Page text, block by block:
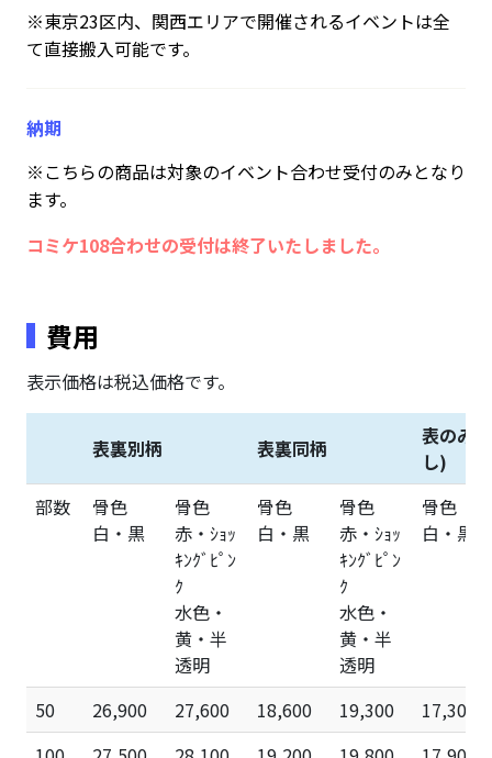
※東京23区内、関西エリアで開催されるイベントは全
て直接搬入可能です。
納期
※こちらの商品は対象のイベント合わせ受付のみとなり
ます。
コミケ108合わせの受付は終了いたしました。
費用
表示価格は税込価格です。
表裏別柄 表裏同柄
表のみ
し)
部数
骨色
白・黒
骨色
赤・ｼｮｯ
ｷﾝｸﾞﾋﾟﾝ
ｸ
水色・
黄・半
透明
骨色
白・黒
骨色
赤・ｼｮｯ
ｷﾝｸﾞﾋﾟﾝ
ｸ
水色・
黄・半
透明
骨色
白・黒
50 26,900 27,600 18,600 19,300
17,300